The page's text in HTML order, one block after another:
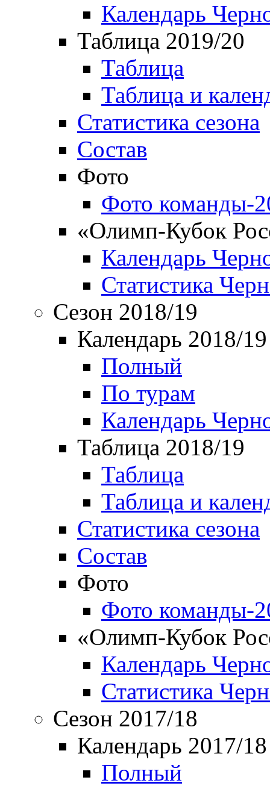
Календарь
Таблица 2019/20
Таблица
Таблица и
Статистика сезона
Состав
Фото
Фото команды-
«Олимп-Кубок
Календарь
Статистика
Сезон 2018/19
Календарь 2018/19
Полный
По турам
Календарь
Таблица 2018/19
Таблица
Таблица и
Статистика сезона
Состав
Фото
Фото команды-
«Олимп-Кубок
Календарь
Статистика
Сезон 2017/18
Календарь 2017/18
Полный